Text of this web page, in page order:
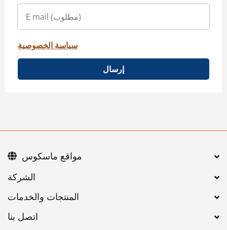
سياسة الخصوصية
إرسال
اتصل بنا
مواقع ماسكوس